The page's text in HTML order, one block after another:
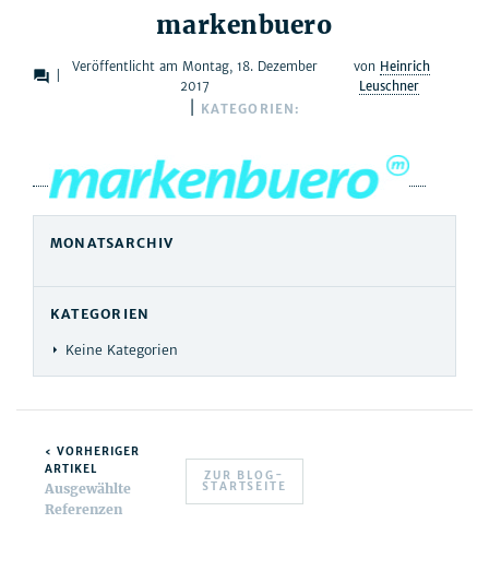
markenbuero
forum
Veröffentlicht am Montag, 18. Dezember
2017
von Heinrich
Leuschner
KATEGORIEN:
MONATSARCHIV
KATEGORIEN
Keine Kategorien
‹ VORHERIGER
ARTIKEL
Ausgewählte
Referenzen
ZUR BLOG-
STARTSEITE